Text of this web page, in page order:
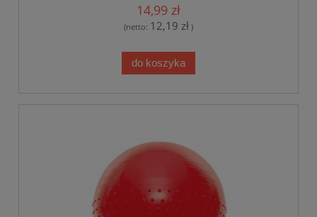
14,99 zł
(netto: 12,19 zł )
do koszyka